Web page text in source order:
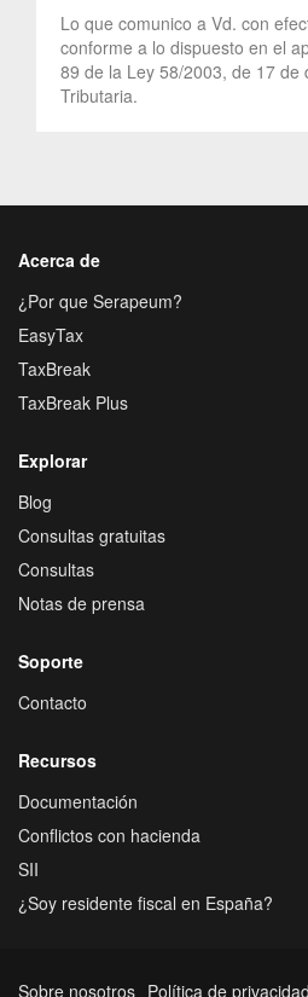
Lo que comunico a Vd. con
conforme a lo dispuesto en el
89 de la Ley 58/2003, de 17 de
Tributaria.
Acerca de
¿Por que Serapeum?
EasyTax
TaxBreak
TaxBreak Plus
Explorar
Blog
Consultas gratuitas
Consultas
Notas de prensa
Soporte
Contacto
Recursos
Documentación
Conflictos con hacienda
SII
¿Soy residente fiscal en España?
Sobre nosotros Política de privacidad